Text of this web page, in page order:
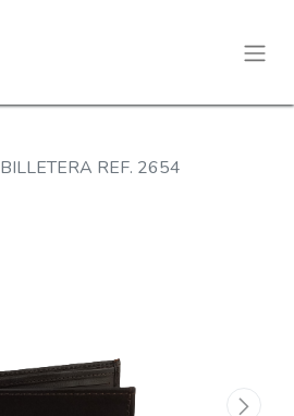
BILLETERA REF. 2654